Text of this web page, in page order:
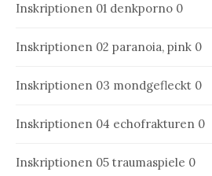
Inskriptionen 01 denkporno 0
Inskriptionen 02 paranoia, pink 0
Inskriptionen 03 mondgefleckt 0
Inskriptionen 04 echofrakturen 0
Inskriptionen 05 traumaspiele 0